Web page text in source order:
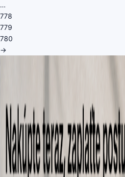
…
778
779
780
→